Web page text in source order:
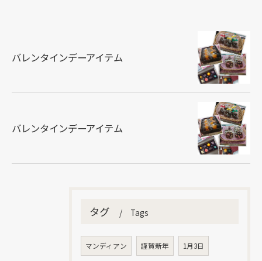
バレンタインデーアイテム
バレンタインデーアイテム
タグ Tags
マンディアン 謹賀新年 1月3日